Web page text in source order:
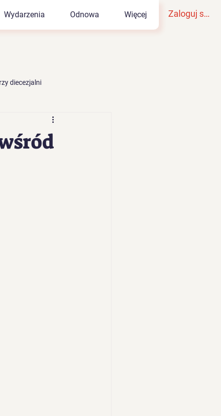
Wydarzenia Odnowa Więcej Zaloguj się
diecezjalni